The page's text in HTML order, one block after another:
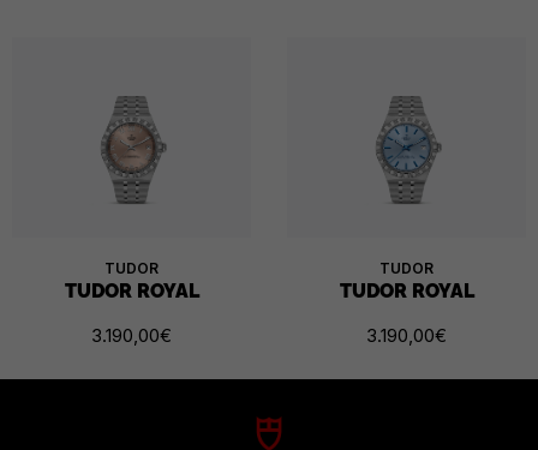
TUDOR
TUDOR ROYAL
3.190,00€
TUDOR
TUDOR ROYAL
3.190,00€